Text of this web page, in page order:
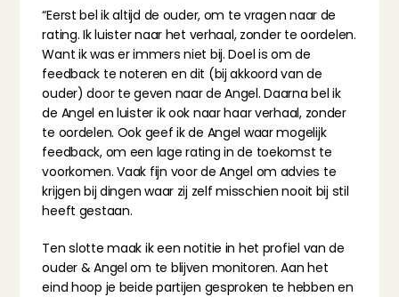
“Eerst bel ik altijd de ouder, om te vragen naar de
rating. Ik luister naar het verhaal, zonder te oordelen.
Want ik was er immers niet bij. Doel is om de
feedback te noteren en dit (bij akkoord van de
ouder) door te geven naar de Angel. Daarna bel ik
de Angel en luister ik ook naar haar verhaal, zonder
te oordelen. Ook geef ik de Angel waar mogelijk
feedback, om een lage rating in de toekomst te
voorkomen. Vaak fijn voor de Angel om advies te
krijgen bij dingen waar zij zelf misschien nooit bij stil
heeft gestaan.
Ten slotte maak ik een notitie in het profiel van de
ouder & Angel om te blijven monitoren. Aan het
eind hoop je beide partijen gesproken te hebben en